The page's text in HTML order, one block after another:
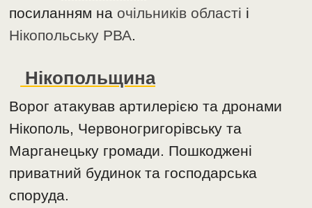
посиланням на очільників області і
Нікопольську РВА.
Нікопольщина
Ворог атакував артилерією та дронами
Нікополь, Червоногригорівську та
Марганецьку громади. Пошкоджені
приватний будинок та господарська
споруда.